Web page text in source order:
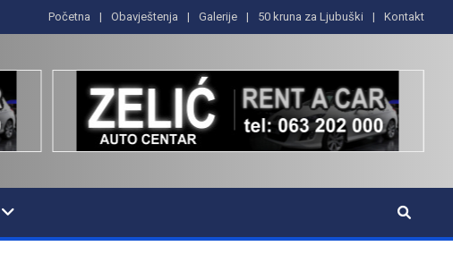
Početna Obavještenja Galerije 50 kruna za Ljubuški Kontakt